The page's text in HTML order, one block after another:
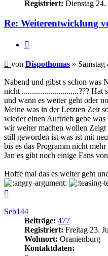
Registriert: Dienstag
Re: Weiterentwicklung
Beitrag
von Dispothomas »
Nabend und gibst s schon was
nicht ............................??? Hat
und wann es weiter geht oder
Meine was in der Letzten Zeit
wieder einen Auftrieb gebe
wir weiter machen wollen Zeigt
still geworden ist was ist mit
bis es das Programm nicht
Jan es gibt noch einige Fans
Hoffe mal das es weiter geht
Seb144
Beiträge: 477
Registriert: Freitag 23.
Wohnort: Oranienburg
Kontaktdaten: